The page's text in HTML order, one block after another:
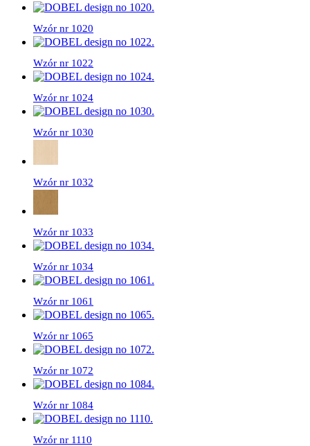
Wzór nr 1020
Wzór nr 1022
Wzór nr 1024
Wzór nr 1030
Wzór nr 1032
Wzór nr 1033
Wzór nr 1034
Wzór nr 1061
Wzór nr 1065
Wzór nr 1072
Wzór nr 1084
Wzór nr 1110